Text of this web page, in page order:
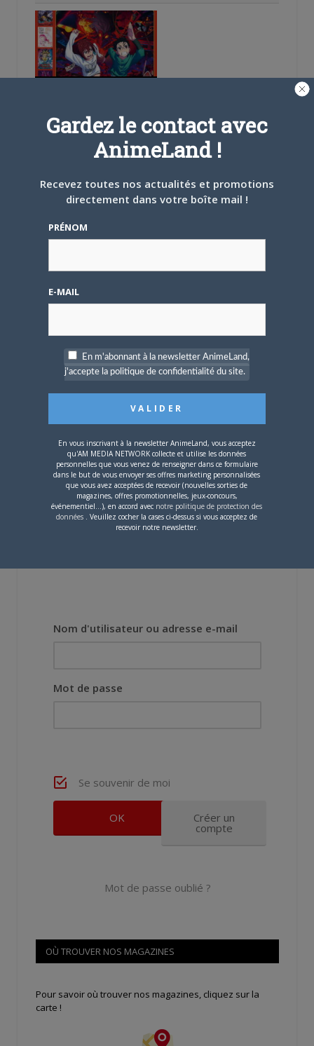
– Spécial Posters est
disponible !
Digimon en préparation
[Entretien] Mokochan : «
demandé de suivre au
mieux le manga
originel.»
Vous devezvous connecterpour laisser un
commentaire.
Nom d'utilisateur ou adresse e-mail
Mot de passe
Se souvenir de moi
Créer un
compte
Mot de passe oublié ?
OÙ TROUVER NOS MAGAZINES
Pour savoir où trouver nos magazines, cliquez sur la
carte !
Gardez le contact avec
AnimeLand !
Recevez toutes nos actualités et promotions
directement dans votre boîte mail !
PRÉNOM
E-MAIL
En m'abonnant à la newsletter AnimeLand,
j'accepte la politique de confidentialité du site.
En vous inscrivant à la newsletter AnimeLand, vous acceptez
qu'AM MEDIA NETWORK collecte et utilise les données
personnelles que vous venez de renseigner dans ce formulaire
dans le but de vous envoyer ses offres marketing personnalisées
que vous avez acceptées de recevoir (nouvelles sorties de
magazines, offres promotionnelles, jeux-concours,
événementiel...), en accord avec notre politique de protection des
données . Veuillez cocher la cases ci-dessus si vous acceptez de
recevoir notre newsletter.